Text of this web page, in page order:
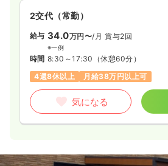
2交代（常勤）
給与 34.0万円〜/月 賞与2回
※一例
時間 8:30～17:30 （休憩60分）
4週8休以上
月給38万円以上可
気になる